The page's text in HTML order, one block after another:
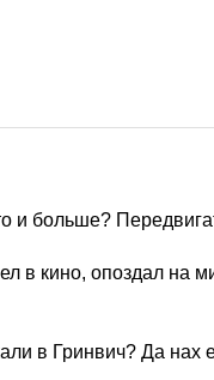
и больше?
в кино, опоздал на
в Гринвич? Да нах